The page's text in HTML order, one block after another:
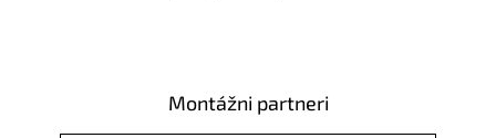
Montážni partneri